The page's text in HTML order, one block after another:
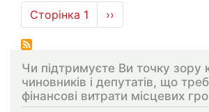
Розбивка
на
сторінки
Сторінка 1
Наступна
сторінка
››
Чи підтримуєте Ви точку зору
чиновників і депутатів, що
фінансові витрати місцевих